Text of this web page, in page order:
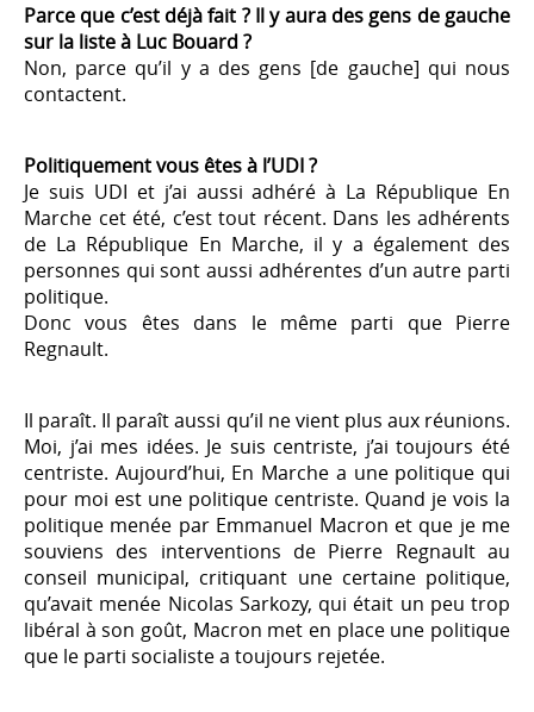
Parce que c’est déjà fait ? Il y aura des gens de gauche
sur la liste à Luc Bouard ?
Non, parce qu’il y a des gens [de gauche] qui nous
contactent.
Politiquement vous êtes à l’UDI ?
Je suis UDI et j’ai aussi adhéré à La République En
Marche cet été, c’est tout récent. Dans les adhérents
de La République En Marche, il y a également des
personnes qui sont aussi adhérentes d’un autre parti
politique.
Donc vous êtes dans le même parti que Pierre
Regnault.
Il paraît. Il paraît aussi qu’il ne vient plus aux réunions.
Moi, j’ai mes idées. Je suis centriste, j’ai toujours été
centriste. Aujourd’hui, En Marche a une politique qui
pour moi est une politique centriste. Quand je vois la
politique menée par Emmanuel Macron et que je me
souviens des interventions de Pierre Regnault au
conseil municipal, critiquant une certaine politique,
qu’avait menée Nicolas Sarkozy, qui était un peu trop
libéral à son goût, Macron met en place une politique
que le parti socialiste a toujours rejetée.